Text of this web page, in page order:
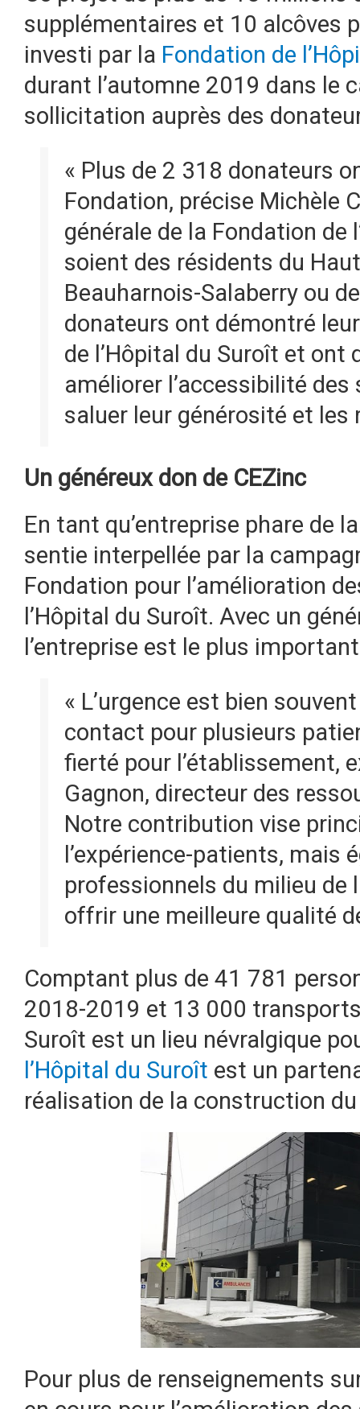
supplémentaires et 10 alcôves
investi par la Fondation de
durant l’automne 2019 dans le
sollicitation auprès des
« Plus de 2 318 donateurs
Fondation, précise Michèle
générale de la Fondation de
soient des résidents du
Beauharnois-Salaberry ou
donateurs ont démontré
de l’Hôpital du Suroît et ont
améliorer l’accessibilité des
saluer leur générosité et les
Un généreux don de CEZinc
En tant qu’entreprise phare de
sentie interpellée par la
Fondation pour l’amélioration
l’Hôpital du Suroît. Avec un
l’entreprise est le plus
« L’urgence est bien
contact pour plusieurs
fierté pour l’établissement,
Gagnon, directeur des
Notre contribution vise
l’expérience-patients, mais
professionnels du milieu de
offrir une meilleure qualité
Comptant plus de 41 781
2018-2019 et 13 000
Suroît est un lieu névralgique
l’Hôpital du Suroît est un
réalisation de la construction
Pour plus de renseignements